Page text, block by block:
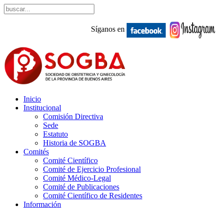
Síganos en
Inicio
Institucional
Comisión Directiva
Sede
Estatuto
Historia de SOGBA
Comités
Comité Científico
Comité de Ejercicio Profesional
Comité Médico-Legal
Comité de Publicaciones
Comité Científico de Residentes
Información